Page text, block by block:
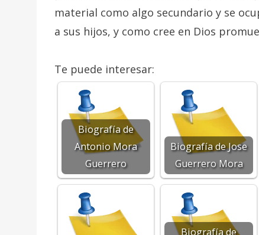
material como algo secundario y se
a sus hijos, y como cree en Dios
Te puede interesar:
Biografía de
Antonio Mora
Guerrero
Biografía de Jose
Guerrero Mora
Biografía de